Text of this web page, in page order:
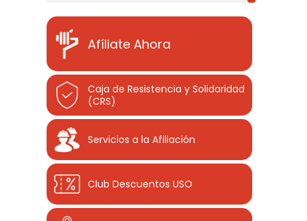
Afíliate Ahora
Caja de Resistencia y Solidaridad
(CRS)
Servicios a la Afiliación
Club Descuentos USO